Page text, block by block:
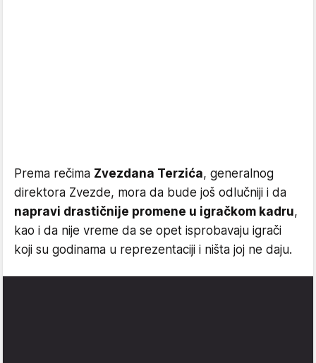
Prema rečima Zvezdana Terzića, generalnog
direktora Zvezde, mora da bude još odlučniji i da
napravi drastičnije promene u igračkom kadru,
kao i da nije vreme da se opet isprobavaju igrači
koji su godinama u reprezentaciji i ništa joj ne daju.